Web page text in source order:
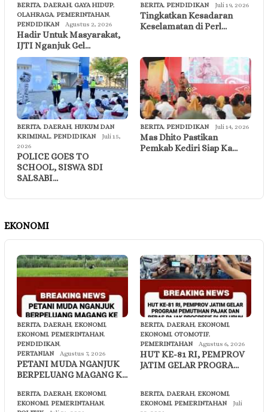
BERITA, DAERAH, GAYA HIDUP,
OLAHRAGA, PEMERINTAHAN,
PENDIDIKAN
Agustus 2, 2026
Hadir Untuk Masyarakat,
IJTI Nganjuk Gel…
BERITA, PENDIDIKAN Juli 19, 2026
Tingkatkan Kesadaran
Keselamatan di Perl…
BERITA, DAERAH, HUKUM DAN
KRIMINAL, PENDIDIKAN
Juli 15,
2026
POLICE GOES TO
SCHOOL, SISWA SDI
SALSABI…
BERITA, PENDIDIKAN Juli 14, 2026
Mas Dhito Pastikan
Pemkab Kediri Siap Ka…
EKONOMI
BERITA, DAERAH, EKONOMI,
EKONOMI, PEMERINTAHAN,
PENDIDIKAN,
PERTANIAN
Agustus 7, 2026
PETANI MUDA NGANJUK
BERPELUANG MAGANG K…
BERITA, DAERAH, EKONOMI,
EKONOMI, OTOMOTIF,
PEMERINTAHAN
Agustus 6, 2026
HUT KE-81 RI, PEMPROV
JATIM GELAR PROGRA…
BERITA, DAERAH, EKONOMI,
EKONOMI, PEMERINTAHAN,
BERITA, DAERAH, EKONOMI,
EKONOMI, PEMERINTAHAN
Juli